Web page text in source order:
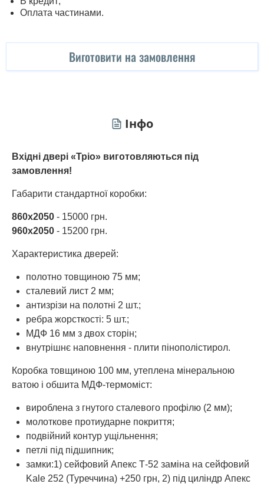
Оплата частинами.
Виготовити на замовлення
Інфо
Вхідні двері «Тріо» виготовляються під
замовлення!
Габарити стандартної коробки:
860х2050 - 15000 грн.
960х2050 - 15200 грн.
Характеристика дверей:
полотно товщиною 75 мм;
сталевий лист 2 мм;
антизрізи на полотні 2 шт.;
ребра жорсткості: 5 шт.;
МДФ 16 мм з двох сторін;
внутрішнє наповнення - плити пінополістирол.
Коробка товщиною 100 мм, утеплена мінеральною
ватою і обшита МДФ-термоміст:
вироблена з гнутого сталевого профілю (2 мм);
молоткове протиударне покриття;
подвійний контур ущільнення;
петлі під підшипник;
замки:1) сейфовий Апекс Т-52 заміна на сейфовий
Kale 252 (Туреччина) +250 грн, 2) під циліндр Апекс